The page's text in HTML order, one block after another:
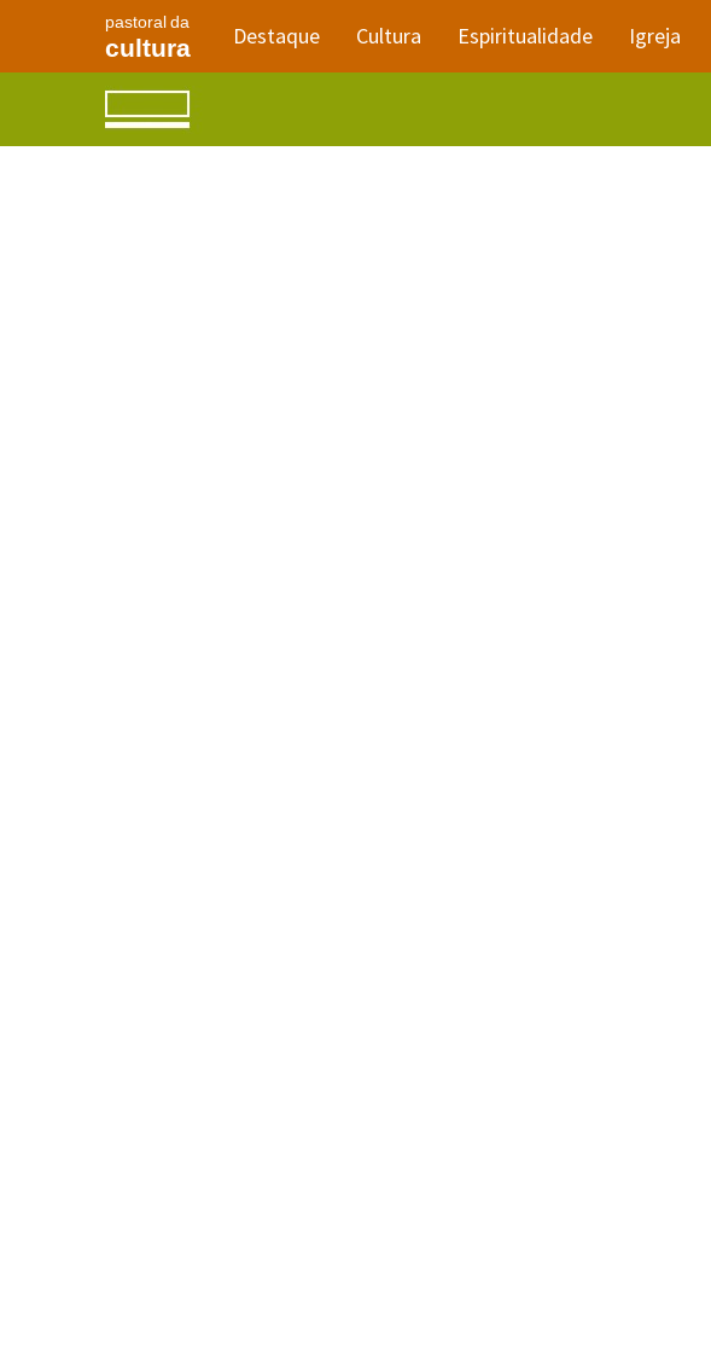
pastoral da
cultura Destaque Cultura Espiritualidade Igreja